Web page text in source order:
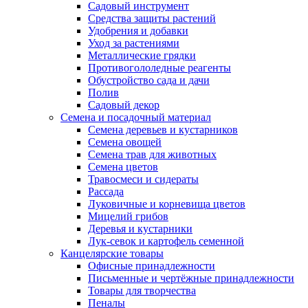
Садовый инструмент
Средства защиты растений
Удобрения и добавки
Уход за растениями
Металлические грядки
Противогололедные реагенты
Обустройство сада и дачи
Полив
Садовый декор
Семена и посадочный материал
Семена деревьев и кустарников
Семена овощей
Семена трав для животных
Семена цветов
Травосмеси и сидераты
Рассада
Луковичные и корневища цветов
Мицелий грибов
Деревья и кустарники
Лук-севок и картофель семенной
Канцелярские товары
Офисные принадлежности
Письменные и чертёжные принадлежности
Товары для творчества
Пеналы